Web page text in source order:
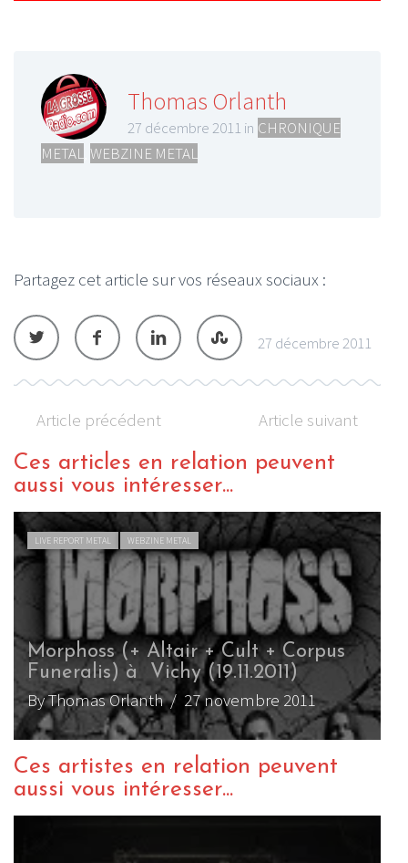
Thomas Orlanth
27 décembre 2011 in CHRONIQUE
METAL WEBZINE METAL
Partagez cet article sur vos réseaux sociaux :
27 décembre 2011
Article précédent Article suivant
Ces articles en relation peuvent
aussi vous intéresser...
LIVE REPORT METAL WEBZINE METAL
Morphoss (+ Altair + Cult + Corpus
Funeralis) à Vichy (19.11.2011)
By Thomas Orlanth/ 27 novembre 2011
Ces artistes en relation peuvent
aussi vous intéresser...